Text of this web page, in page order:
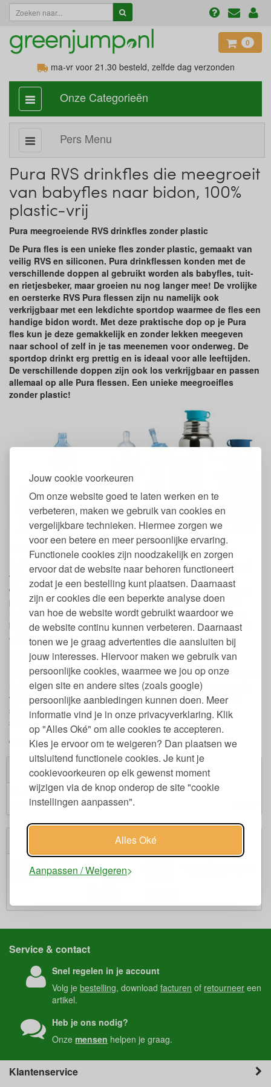
Jouw cookie voorkeuren
Om onze website goed te laten werken en te
verbeteren, maken we gebruik van cookies en
vergelijkbare technieken. Hiermee zorgen we
voor een betere en meer persoonlijke ervaring.
Functionele cookies zijn noodzakelijk en zorgen
ervoor dat de website naar behoren functioneert
zodat je een bestelling kunt plaatsen. Daarnaast
zijn er cookies die een beperkte analyse doen
van hoe de website wordt gebruikt waardoor we
de website continu kunnen verbeteren. Daarnaast
tonen we je graag advertenties die aansluiten bij
jouw interesses. Hiervoor maken we gebruik van
persoonlijke cookies, waarmee we jou op onze
eigen site en andere sites (zoals google)
persoonlijke aanbiedingen kunnen doen. Meer
informatie vind je in onze privacyverklaring. Klik
op "Alles Oké" om alle cookies te accepteren.
Kies je ervoor om te weigeren? Dan plaatsen we
uitsluitend functionele cookies. Je kunt je
cookievoorkeuren op elk gewenst moment
wijzigen via de knop onderop de site "cookie
instellingen aanpassen".
Alles Oké
Aanpassen / Weigeren
0
ma-vr voor 21.30 besteld, zelfde dag verzonden
categorie
aan,
uit
Onze Categorieën
SubcategoriePers Menu
Pura RVS drinkfles die meegroeit
van babyfles naar bidon, 100%
plastic-vrij
Pura meegroeiende RVS drinkfles zonder plastic
De Pura fles is een unieke fles zonder plastic, gemaakt van
veilig RVS en siliconen. Pura drinkflessen konden met de
verschillende doppen al gebruikt worden als babyfles, tuit-
en rietjesbeker, maar groeien nu nog langer mee! De vrolijke
en oersterke RVS Pura flessen zijn nu namelijk ook
verkrijgbaar met een lekdichte sportdop waarmee de fles een
handige bidon wordt. Met deze praktische dop op je Pura
fles kun je deze gemakkelijk en zonder lekken meegeven
naar school of zelf in je tas meenemen voor onderweg. De
sportdop drinkt erg prettig en is ideaal voor alle leeftijden.
De verschillende doppen zijn ook los verkrijgbaar en passen
allemaal op alle Pura flessen. Een unieke meegroeifles
zonder plastic!
Levenslang meegroeiende fles
De Pura fles is verkrijgbaar in verschillende afmetingen en met
verschillende doppen: een speen- en afsluitdop, rietjesdop,
drinktuit en nu ook de nieuwe lekdichte sportdop. Deze doppen
passen allemaal op alle Pura flessen. Voor iedere situatie en
leeftijd is er een passende dop. Dit maakt de Pura fles tot een
bijzondere meegroeiende fles die met de verschillende doppen
echt levenslang kan worden gebruikt.
Uniek: vrij van plastic
Pura flessen bestaan volledig uit veilige materialen en zijn uniek in
het feit dat ze 100% vrij van plastic zijn. De fles zelf is gemaakt
van RVS, de hoes en de verschillende doppen zijn van veilig
siliconen. Pura is daarmee duurzaam én volledig vrij van
schadelijke stoffen.
dinsdag 5 april 2016
Winkelwagen
Winkelwagen is leeg.
Subtotaal:
Veilig winkelen
Service & contact
Snel regelen in je account
Volg jebestelling, downloadfacturen of retourneer een
artikel.
Heb je ons nodig?
Onzemensen helpen je graag.
Klantenservice